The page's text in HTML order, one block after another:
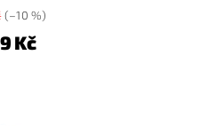
(–10 %)
Kč